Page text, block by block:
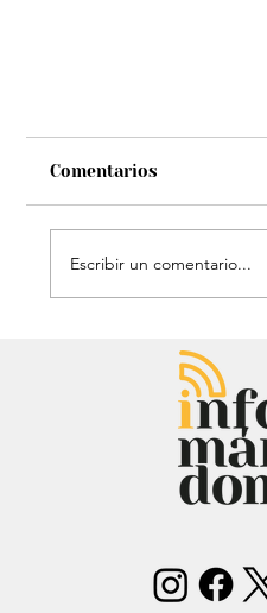
Audiencia de
Unidos: Debate
defensa marca
Comentarios
Escribir un comentario...